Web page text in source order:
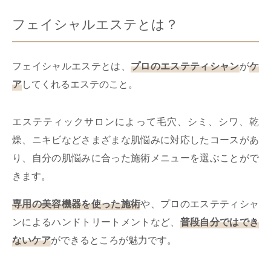
​​フェイシャルエステとは？
フェイシャルエステとは、 プロのエステティシャンがケ
アしてくれるエステのこと。
エステティックサロンによって毛穴、シミ、シワ、乾
燥、ニキビなどさまざまな肌悩みに対応したコースがあ
り、自分の肌悩みに合った施術メニューを選ぶことがで
きます。
専用の美容機器を使った施術や、プロのエステティシャ
ンによるハンドトリートメントなど、 普段自分ではでき
ないケアができるところが魅力です。